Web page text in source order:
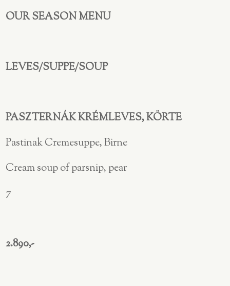
OUR SEASON MENU
LEVES/SUPPE/SOUP
PASZTERNÁK KRÉMLEVES, KÖRTE
Pastinak Cremesuppe, Birne
Cream soup of parsnip, pear
7
2.890,-